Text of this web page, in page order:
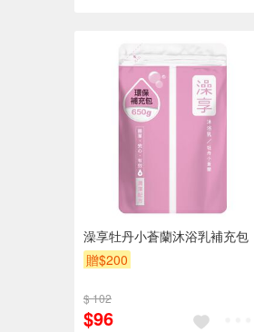
澡享牡丹小蒼蘭沐浴乳補充包
贈$200
$ 102
$96